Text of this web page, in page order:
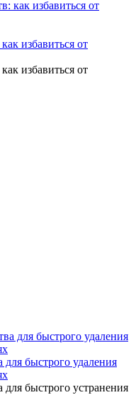
избавиться от
избавиться от
быстрого удаления
быстрого устранения